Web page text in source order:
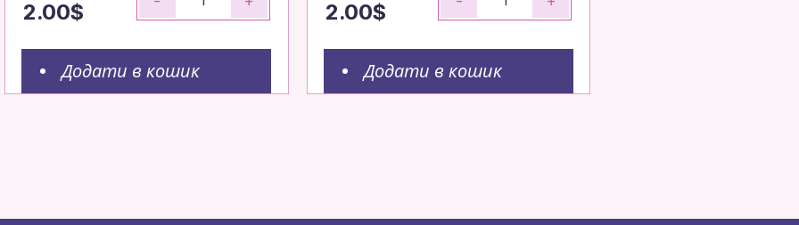
2.00$
Додати в кошик
2.00$
Додати в кошик